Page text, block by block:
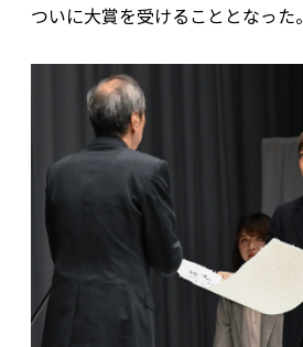
ついに大賞を受けることとなった。